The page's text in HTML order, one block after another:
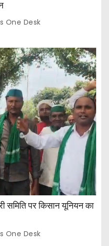
One Desk
पर किसान यूनियन का
One Desk